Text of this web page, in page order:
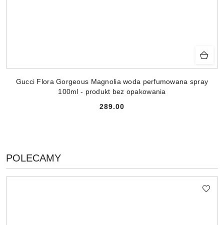
Gucci Flora Gorgeous Magnolia woda perfumowana spray
100ml - produkt bez opakowania
Cena:
289.00
Pomiń karuzelę produktów
PRODUKTY
O
POLECAMY